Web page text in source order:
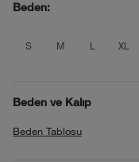
Beden:
S M L XL
Beden ve Kalıp
Beden Tablosu